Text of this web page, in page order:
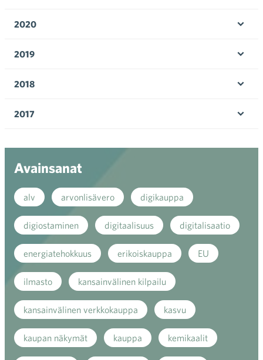
2020
2019
2018
2017
Avainsanat
alv arvonlisävero digikauppa
digiostaminen digitaalisuus digitalisaatio
energiatehokkuus erikoiskauppa EU
ilmasto kansainvälinen kilpailu
kansainvälinen verkkokauppa kasvu
kaupan näkymät kauppa kemikaalit